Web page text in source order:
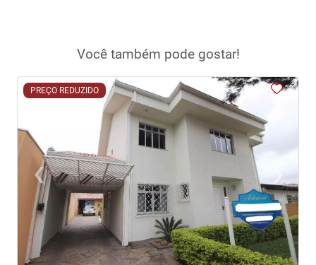
Você também pode gostar!
PREÇO REDUZIDO
<<<<
‹Previous ›Next